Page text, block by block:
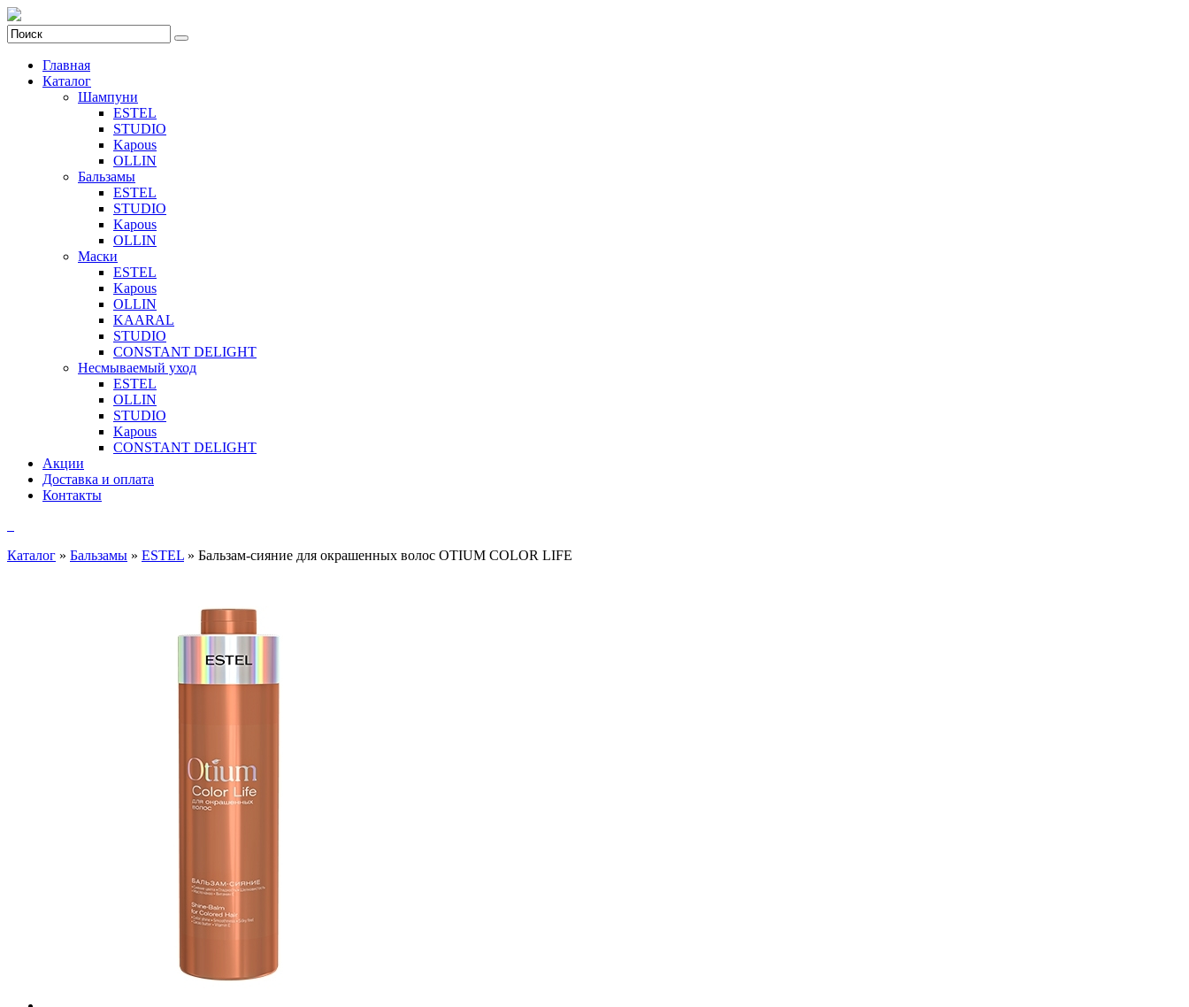
Главная
Каталог
Шампуни
ESTEL
STUDIO
Kapous
OLLIN
Бальзамы
ESTEL
STUDIO
Kapous
OLLIN
Маски
ESTEL
Kapous
OLLIN
KAARAL
STUDIO
CONSTANT DELIGHT
Несмываемый уход
ESTEL
OLLIN
STUDIO
Kapous
CONSTANT DELIGHT
Акции
Доставка и оплата
Контакты
Каталог » Бальзамы » ESTEL » Бальзам-сияние для окрашенных волос OTIUM COLOR LIFE